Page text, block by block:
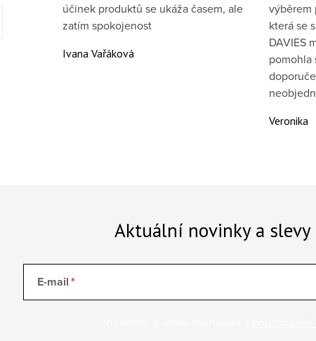
účinek produktů se ukáža časem, ale
zatím spokojenost
Ivana Vařáková
výběrem
která se
DAVIES
pomohla
Veronika
Aktuální novinky a
E-mail